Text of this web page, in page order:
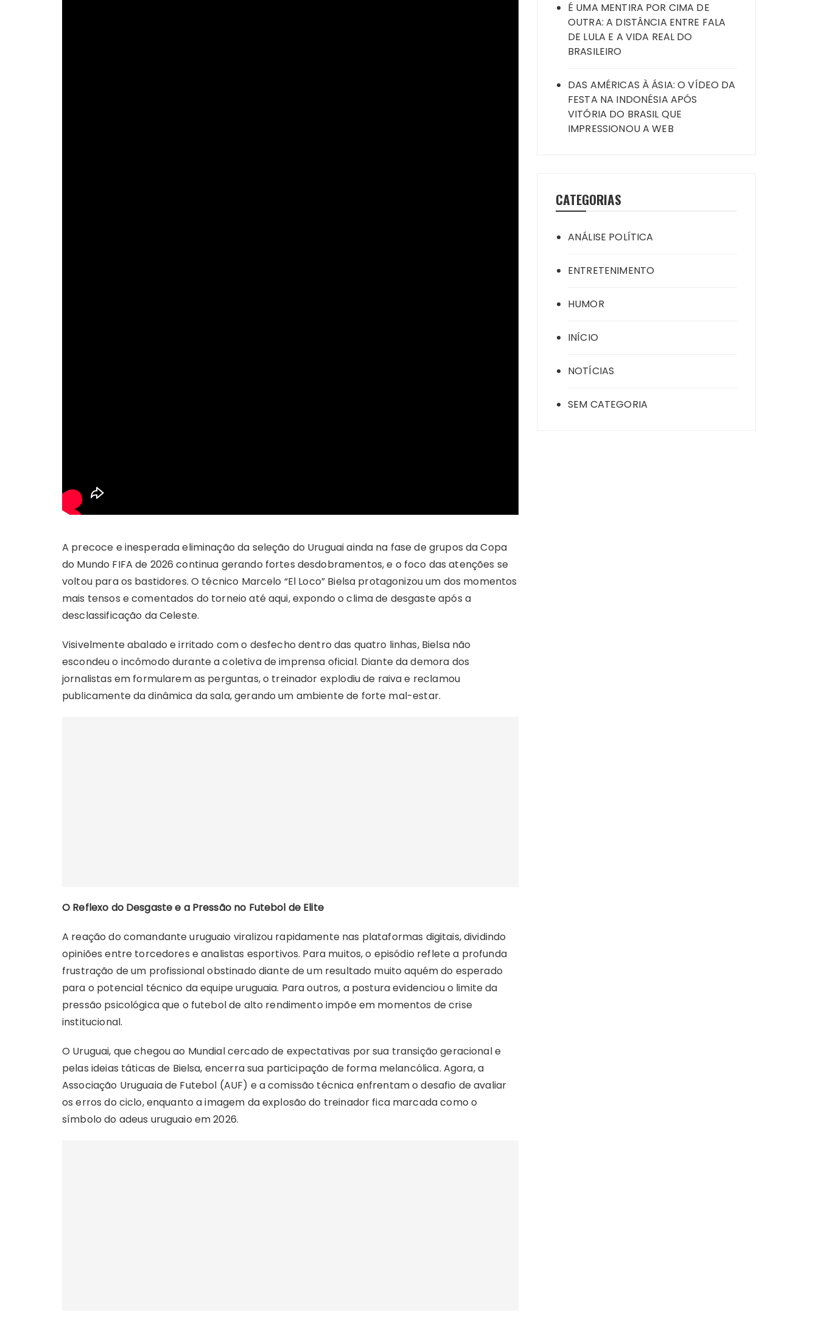
A precoce e inesperada eliminação da seleção do Uruguai ainda na fase de grupos da Copa
do Mundo FIFA de 2026 continua gerando fortes desdobramentos, e o foco das atenções se
voltou para os bastidores. O técnico Marcelo “El Loco” Bielsa protagonizou um dos momentos
mais tensos e comentados do torneio até aqui, expondo o clima de desgaste após a
desclassificação da Celeste.
Visivelmente abalado e irritado com o desfecho dentro das quatro linhas, Bielsa não
escondeu o incômodo durante a coletiva de imprensa oficial. Diante da demora dos
jornalistas em formularem as perguntas, o treinador explodiu de raiva e reclamou
publicamente da dinâmica da sala, gerando um ambiente de forte mal-estar.
O Reflexo do Desgaste e a Pressão no Futebol de Elite
A reação do comandante uruguaio viralizou rapidamente nas plataformas digitais, dividindo
opiniões entre torcedores e analistas esportivos. Para muitos, o episódio reflete a profunda
frustração de um profissional obstinado diante de um resultado muito aquém do esperado
para o potencial técnico da equipe uruguaia. Para outros, a postura evidenciou o limite da
pressão psicológica que o futebol de alto rendimento impõe em momentos de crise
institucional.
O Uruguai, que chegou ao Mundial cercado de expectativas por sua transição geracional e
pelas ideias táticas de Bielsa, encerra sua participação de forma melancólica. Agora, a
Associação Uruguaia de Futebol (AUF) e a comissão técnica enfrentam o desafio de avaliar
os erros do ciclo, enquanto a imagem da explosão do treinador fica marcada como o
símbolo do adeus uruguaio em 2026.
É UMA MENTIRA POR CIMA DE
OUTRA: A DISTÂNCIA ENTRE FALA
DE LULA E A VIDA REAL DO
BRASILEIRO
DAS AMÉRICAS À ÁSIA: O VÍDEO DA
FESTA NA INDONÉSIA APÓS
VITÓRIA DO BRASIL QUE
IMPRESSIONOU A WEB
CATEGORIAS
ANÁLISE POLÍTICA
ENTRETENIMENTO
HUMOR
INÍCIO
NOTÍCIAS
SEM CATEGORIA